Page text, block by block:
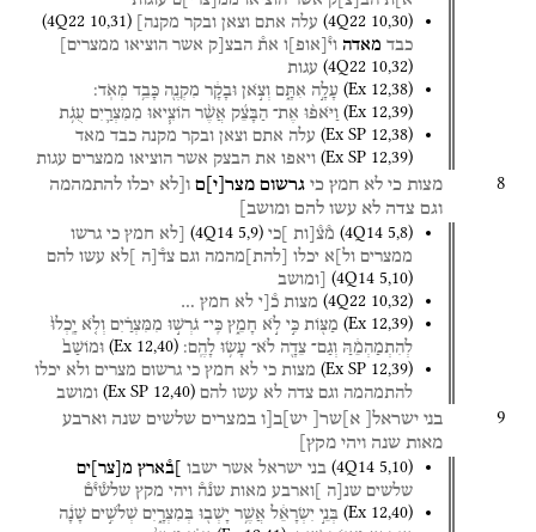
(4Q22 10,30) עלה אתם וצאן ובקר מקנה] (4Q22 10,31)
כבד מאדה וי֯ אופ ו את֯ הבצ[ק אשר הוציאו ממצרים]
(4Q22 10,32) עגות
(Ex 12,38) עָלָ֣ה אִתָּ֑ם וְצֹ֣אן וּבָקָ֔ר מִקְנֶ֖ה כָּבֵ֥ד מְאֹֽד׃
(Ex 12,39) וַיֹּאפ֨וּ אֶת־ הַבָּצֵ֜ק אֲשֶׁ֨ר הוֹצִ֧יאוּ מִמִּצְרַ֛יִם עֻגֹ֥ת
(Ex SP 12,38) עלה אתם וצאן ובקר מקנה כבד מאד
(Ex SP 12,39) ויאפו את הבצק אשר הוציאו ממצרים עגות
8 מצות כי לא חמץ כי גרשום מצר י ם ו[לא יכלו להתמהמה
וגם צדה לא עשו להם ומושב]
(4Q14 5,8) מ֯צ֯[ות ]כי (4Q14 5,9) [לא חמץ כי גרשו
ממצרים ול]א יכלו להת מהמה וגם צד֯[ה ]לא עשו להם
(4Q14 5,10) [ומושב
(4Q22 10,32) מצות כ֯[י לא חמץ …
(Ex 12,39) מַצּ֖וֹת כִּ֣י לֹ֣א חָמֵ֑ץ כִּֽי־ גֹרְשׁ֣וּ מִמִּצְרַ֗יִם וְלֹ֤א יָֽכְלוּ֙
לְהִתְמַהְמֵ֔הַּ וְגַם־ צֵדָ֖ה לֹא־ עָשׂ֥וּ לָהֶֽם׃ (Ex 12,40) וּמוֹשַׁב֙
(Ex SP 12,39) מצות כי לא חמץ כי גרשום מצרים ולא יכלו
להתמהמה וגם צדה לא עשו להם (Ex SP 12,40) ומושב
9 בני ישראל[ א]שר[ יש]ב[ו במצרים שלשים שנה וארבע
מאות שנה ויהי מקץ]
(4Q14 5,10) בני ישראל אשר ישבו ]ב֯ארץ מ צר ים
שלשים שנ[ה ]וארבע מאות שנ֯ה֯ ויהי מקץ שלש֯י֯ם֯
(Ex 12,40) בְּנֵ֣י יִשְׂרָאֵ֔ל אֲשֶׁ֥ר יָשְׁב֖וּ בְּמִצְרָ֑יִם שְׁלֹשִׁ֣ים שָׁנָ֔ה